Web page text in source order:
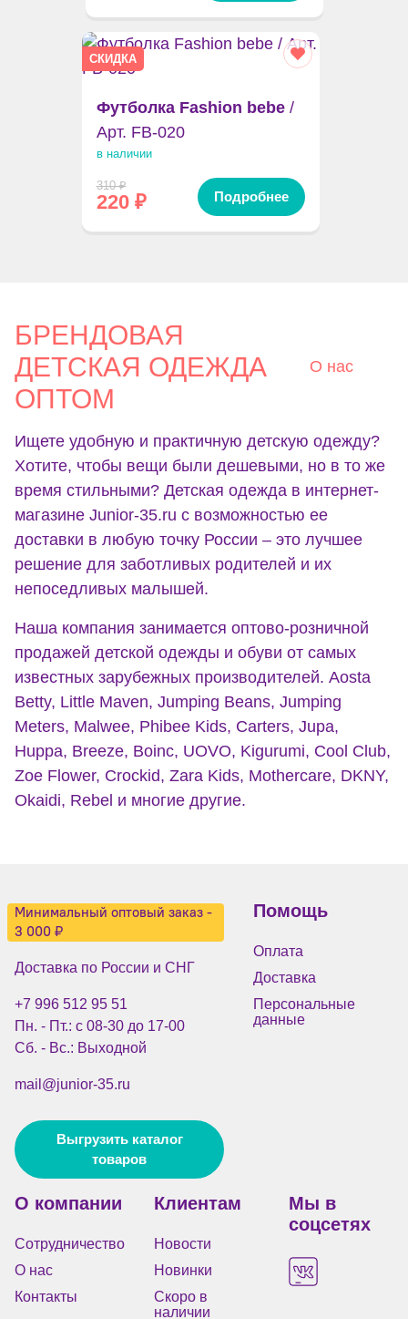
СКИДКА
Футболка Fashion bebe/
Арт. FB-020
в наличии
310₽
220₽ Подробнее
БРЕНДОВАЯ
ДЕТСКАЯ ОДЕЖДА
ОПТОМ
О нас
Ищете удобную и практичную детскую одежду?
Хотите, чтобы вещи были дешевыми, но в то же
время стильными? Детская одежда в интернет-
магазине Junior-35.ru с возможностью ее
доставки в любую точку России – это лучшее
решение для заботливых родителей и их
непоседливых малышей.
Наша компания занимается оптово-розничной
продажей детской одежды и обуви от самых
известных зарубежных производителей. Aosta
Betty, Little Maven, Jumping Beans, Jumping
Meters, Malwee, Phibee Kids, Carters, Jupa,
Huppa, Breeze, Boinc, UOVO, Kigurumi, Cool Club,
Zoe Flower, Crockid, Zara Kids, Mothercare, DKNY,
Okaidi, Rebel и многие другие.
Минимальный оптовый заказ -
3 000 ₽
Доставка по России и СНГ
+7 996 512 95 51
Пн. - Пт.: с 08-30 до 17-00
Сб. - Вс.: Выходной
mail@junior-35.ru
Выгрузить каталог
товаров
Помощь
Оплата
Доставка
Персональные
данные
О компании
Сотрудничество
О нас
Контакты
Клиентам
Новости
Новинки
Скоро в
наличии
Мы в
соцсетях